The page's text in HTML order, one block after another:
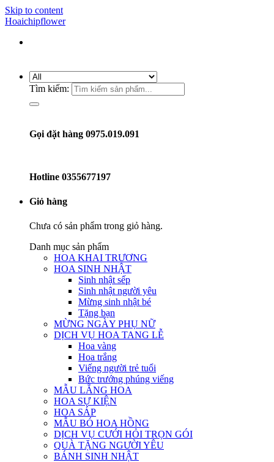
Skip to content
Hoaichipflower
Tìm kiếm:
Gọi đặt hàng 0975.019.091
Hotline 0355677197
Giỏ hàng
Chưa có sản phẩm trong giỏ hàng.
Danh mục sản phẩm
HOA KHAI TRƯƠNG
HOA SINH NHẬT
Sinh nhật sếp
Sinh nhật người yêu
Mừng sinh nhật bé
Tặng bạn
MỪNG NGÀY PHỤ NỮ
DỊCH VỤ HOA TANG LỄ
Hoa vàng
Hoa trắng
Viếng người trẻ tuổi
Bức trướng phúng viếng
MẪU LẴNG HOA
HOA SỰ KIỆN
HOA SÁP
MẪU BÓ HOA HỒNG
DỊCH VỤ CƯỚI HỎI TRỌN GÓI
QUÀ TẶNG NGƯỜI YÊU
BÁNH SINH NHẬT